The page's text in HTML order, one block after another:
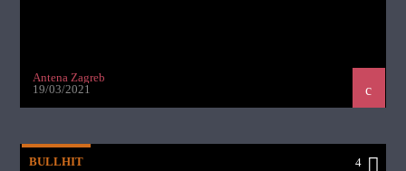
Antena Zagreb
19/03/2021
BULLHIT 4